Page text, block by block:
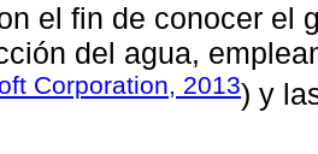
el fin de conocer el
del agua,
Corporation, 2013) y